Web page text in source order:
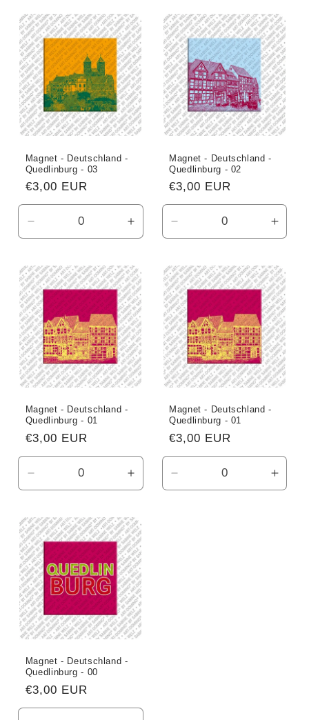
für
Default
Title
für
Default
Title
für
Default
Title
für
Title
Magnet - Deutschland -
Quedlinburg - 03
Normaler
Preis
€3,00 EUR
Verringere
die
für
Default
Title
Erhöhe
die
für
Default
Title
Magnet - Deutschland -
Quedlinburg - 02
Normaler
Preis
€3,00 EUR
Verringere
die
für
Default
Title
die
für
Title
Magnet - Deutschland -
Quedlinburg - 01
Normaler
Preis
€3,00 EUR
Verringere
die
für
Default
Title
Erhöhe
die
für
Default
Title
Magnet - Deutschland -
Quedlinburg - 01
Normaler
Preis
€3,00 EUR
Verringere
die
die
Magnet - Deutschland -
Quedlinburg - 00
Normaler
Preis
€3,00 EUR